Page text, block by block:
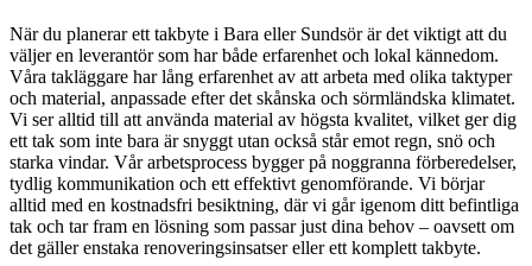
När du planerar ett takbyte i Bara eller Sundsör är det viktigt att du
väljer en leverantör som har både erfarenhet och lokal kännedom.
Våra takläggare har lång erfarenhet av att arbeta med olika taktyper
och material, anpassade efter det skånska och sörmländska klimatet.
Vi ser alltid till att använda material av högsta kvalitet, vilket ger dig
ett tak som inte bara är snyggt utan också står emot regn, snö och
starka vindar. Vår arbetsprocess bygger på noggranna förberedelser,
tydlig kommunikation och ett effektivt genomförande. Vi börjar
alltid med en kostnadsfri besiktning, där vi går igenom ditt befintliga
tak och tar fram en lösning som passar just dina behov – oavsett om
det gäller enstaka renoveringsinsatser eller ett komplett takbyte.